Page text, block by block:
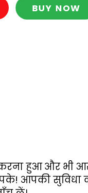
BUY NOW
करना हुआ और भी
आपकी